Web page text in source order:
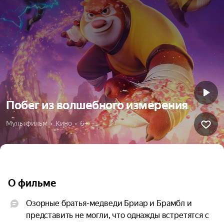
Побег из волшебного измерения
Мультфильм  •  Кино  •  6+
О фильме
Озорные братья-медведи Бриар и Брамбл и
представить не могли, что однажды встретятся с